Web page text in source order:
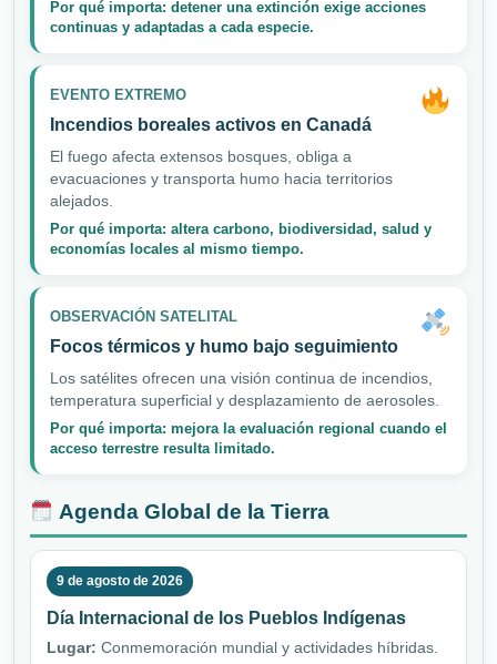
Por qué importa: detener una extinción exige acciones
continuas y adaptadas a cada especie.
EVENTO EXTREMO
Incendios boreales activos en Canadá
El fuego afecta extensos bosques, obliga a
evacuaciones y transporta humo hacia territorios
alejados.
Por qué importa: altera carbono, biodiversidad, salud y
economías locales al mismo tiempo.
OBSERVACIÓN SATELITAL
Focos térmicos y humo bajo seguimiento
Los satélites ofrecen una visión continua de incendios,
temperatura superficial y desplazamiento de aerosoles.
Por qué importa: mejora la evaluación regional cuando el
acceso terrestre resulta limitado.
Agenda Global de la Tierra
9 de agosto de 2026
Día Internacional de los Pueblos Indígenas
Lugar: Conmemoración mundial y actividades híbridas.